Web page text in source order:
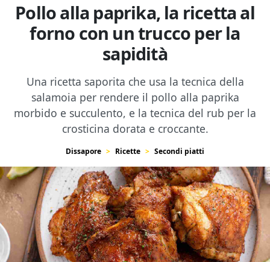
Pollo alla paprika, la ricetta al
forno con un trucco per la
sapidità
Una ricetta saporita che usa la tecnica della
salamoia per rendere il pollo alla paprika
morbido e succulento, e la tecnica del rub per la
crosticina dorata e croccante.
Dissapore Ricette Secondi piatti